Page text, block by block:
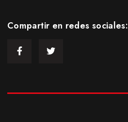
Compartir en redes sociales: